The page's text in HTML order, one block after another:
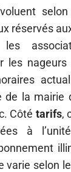
réservés
les
les
de la mairie
Côté tarifs,
à
varie selon